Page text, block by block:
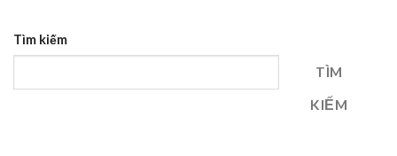
Tìm kiếm
TÌM
KIẾM